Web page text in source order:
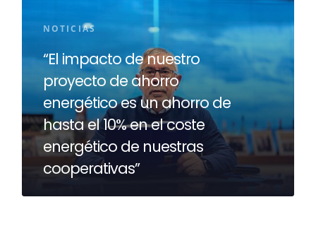
NOTICIAS
“El impacto de nuestro
proyecto de ahorro
energético es un ahorro de
hasta el 10% en el coste
energético de nuestras
cooperativas”